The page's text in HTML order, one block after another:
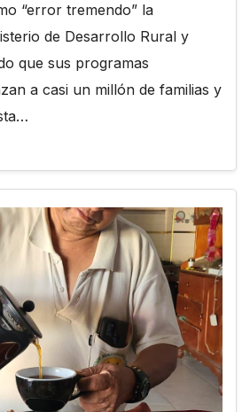
“error tremendo” la
de Desarrollo Rural y
que sus programas
a casi un millón de familias y